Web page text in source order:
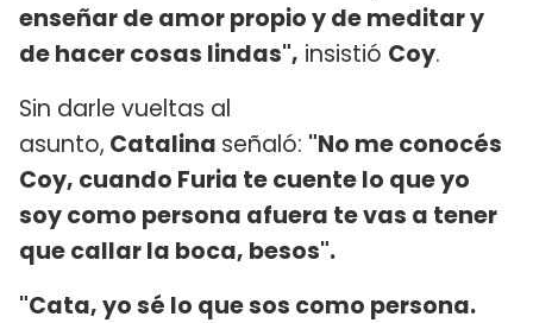
enseñar de amor propio y de meditar y
de hacer cosas lindas", insistió Coy.
Sin darle vueltas al
asunto, Catalina señaló: "No me conocés
Coy, cuando Furia te cuente lo que yo
soy como persona afuera te vas a tener
que callar la boca, besos".
"Cata, yo sé lo que sos como persona.